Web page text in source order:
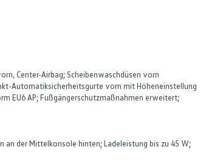
Center-Airbag; Scheibenwaschdüsen vorn
Automatiksicherheitsgurte vorn mit Höheneinstellung
EU6 AP; Fußgängerschutzmaßnahmen erweitert;
der Mittelkonsole hinten; Ladeleistung bis zu 45 W;